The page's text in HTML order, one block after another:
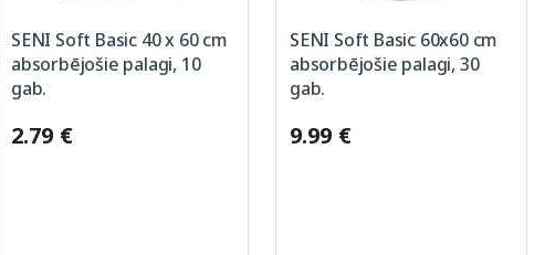
SENI Soft Basic 40 x 60 cm
absorbējošie palagi, 10
gab.
2.79 €
SENI Soft Basic 60x60 cm
absorbējošie palagi, 30
gab.
9.99 €